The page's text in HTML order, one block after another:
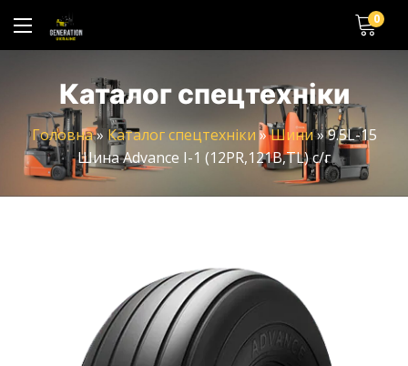
0
Каталог спецтехніки
Головна» Каталог спецтехніки » Шини»9.5L-15
Шина Advance I-1 (12PR,121B,TL) с/г